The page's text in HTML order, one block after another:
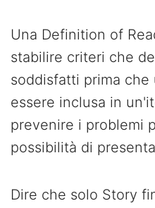
Una Definition of
stabilire criteri che
soddisfatti prima che
essere inclusa in
prevenire i problemi
possibilità di
Dire che solo Story